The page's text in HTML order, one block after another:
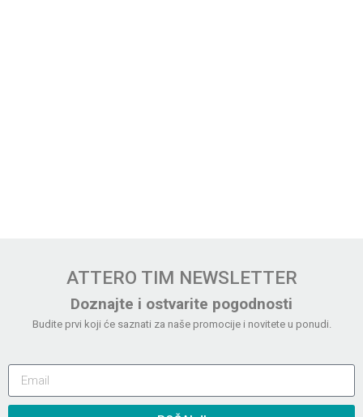
ATTERO TIM NEWSLETTER
Doznajte i ostvarite pogodnosti
Budite prvi koji će saznati za naše promocije i novitete u ponudi.